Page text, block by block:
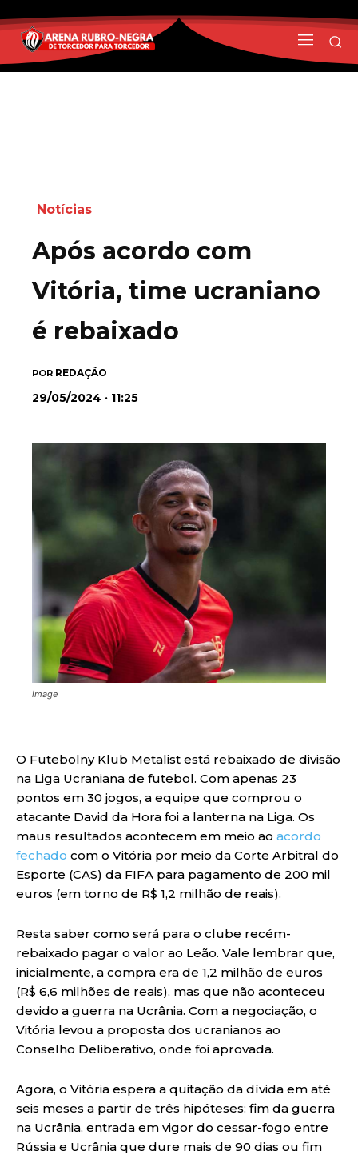
Notícias
Após acordo com
Vitória, time ucraniano
é rebaixado
POR REDAÇÃO
29/05/2024 · 11:25
image
O Futebolny Klub Metalist está rebaixado de divisão
na Liga Ucraniana de futebol. Com apenas 23
pontos em 30 jogos, a equipe que comprou o
atacante David da Hora foi a lanterna na Liga. Os
maus resultados acontecem em meio ao acordo
fechado com o Vitória por meio da Corte Arbitral do
Esporte (CAS) da FIFA para pagamento de 200 mil
euros (em torno de R$ 1,2 milhão de reais).
Resta saber como será para o clube recém-
rebaixado pagar o valor ao Leão. Vale lembrar que,
inicialmente, a compra era de 1,2 milhão de euros
(R$ 6,6 milhões de reais), mas que não aconteceu
devido a guerra na Ucrânia. Com a negociação, o
Vitória levou a proposta dos ucranianos ao
Conselho Deliberativo, onde foi aprovada.
Agora, o Vitória espera a quitação da dívida em até
seis meses a partir de três hipóteses: fim da guerra
na Ucrânia, entrada em vigor do cessar-fogo entre
Rússia e Ucrânia que dure mais de 90 dias ou fim